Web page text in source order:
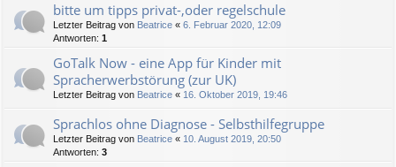
bitte um tipps privat-,oder regelschule
Letzter Beitrag von Beatrice « 6. Februar 2020, 12:09
Antworten: 1
GoTalk Now - eine App für Kinder mit
Spracherwerbstörung (zur UK)
Letzter Beitrag von Beatrice « 16. Oktober 2019, 19:46
Sprachlos ohne Diagnose - Selbsthilfegruppe
Letzter Beitrag von Beatrice « 10. August 2019, 20:50
Antworten: 3